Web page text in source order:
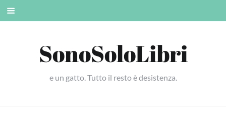
Skip
SonoSoloLibri
e un gatto. Tutto il resto è desistenza.